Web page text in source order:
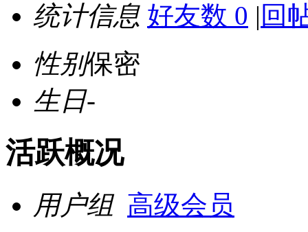
统计信息 好友数 0 | 回
性别保密
生日-
活跃概况
用户组 高级会员